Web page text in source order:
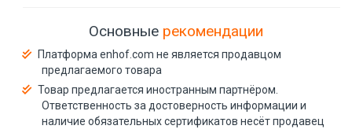
Основные рекомендации
Платформа enhof.com не является продавцом
предлагаемого товара
Товар предлагается иностранным партнёром.
Ответственность за достоверность информации и
наличие обязательных сертификатов несёт продавец